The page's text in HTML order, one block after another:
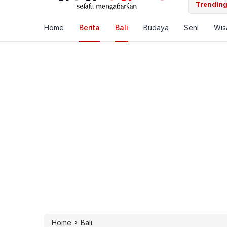
Home Berita Bali Budaya Seni
Home › Bali